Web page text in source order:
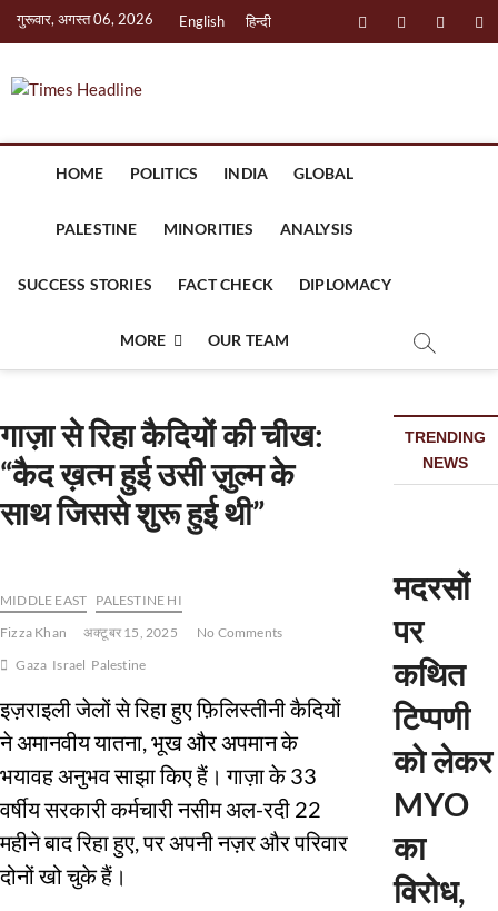
गुरूवार, अगस्त 06, 2026 English हिन्दी
e
k
t
m
t k
HOME POLITICS INDIA GLOBAL
PALESTINE MINORITIES ANALYSIS
SUCCESS STORIES FACT CHECK DIPLOMACY
MORE OUR TEAM
गाज़ा से रिहा कैदियों की चीख:
“कैद ख़त्म हुई उसी ज़ुल्म के
साथ जिससे शुरू हुई थी”
MIDDLE EAST PALESTINE HI
Fizza Khan
अक्टूबर 15, 2025
No Comments
Gaza Israel Palestine
इज़राइली जेलों से रिहा हुए फ़िलिस्तीनी कैदियों
ने अमानवीय यातना, भूख और अपमान के
भयावह अनुभव साझा किए हैं। गाज़ा के 33
वर्षीय सरकारी कर्मचारी नसीम अल-रदी 22
महीने बाद रिहा हुए, पर अपनी नज़र और परिवार
दोनों खो चुके हैं।
TRENDING
NEWS
मदरसों
पर
कथित
टिप्पणी
को लेकर
MYO
का
विरोध,